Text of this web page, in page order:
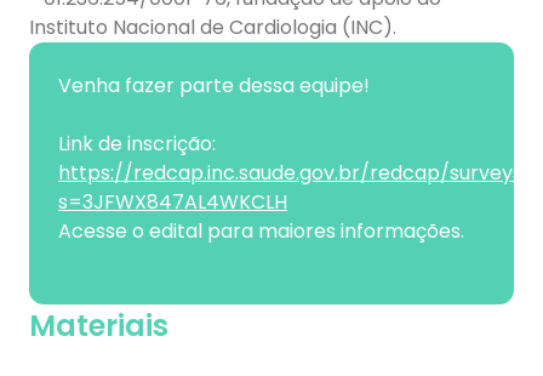
Instituto Nacional de Cardiologia (INC).
Venha fazer parte dessa equipe!
Link de inscrição:
https://redcap.inc.saude.gov.br/redcap/surveys/?
s=3JFWX847AL4WKCLH
Acesse o edital para maiores informações.
Materiais